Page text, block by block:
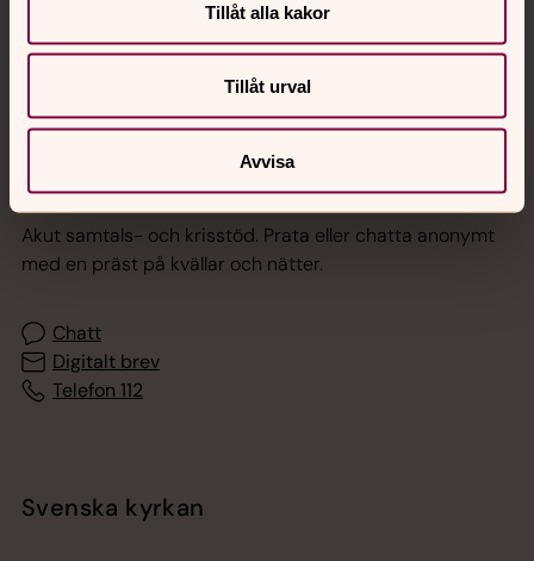
Tillåt alla kakor
Tillåt urval
Avvisa
Jourhavande präst
Akut samtals- och krisstöd. Prata eller chatta anonymt
med en präst på kvällar och nätter.
Chatt
Digitalt brev
Telefon 112
Svenska kyrkan